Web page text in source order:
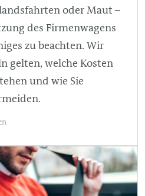
oder Maut –
des Firmenwagens
zu beachten. Wir
gelten, welche Kosten
und wie Sie